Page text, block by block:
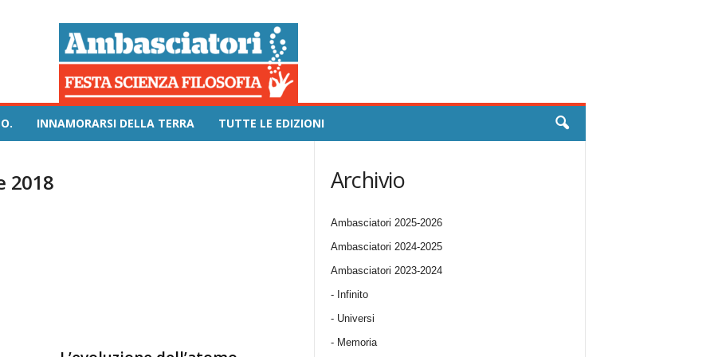
INNAMORARSI DELLA TERRA TUTTE LE EDIZIONI
2018 Archivio
Ambasciatori 2025-2026
Ambasciatori 2024-2025
Ambasciatori 2023-2024
- Infinito
- Universi
- Memoria